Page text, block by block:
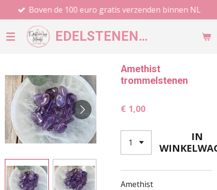
direct
naar
EDELSTENEN
BY MANDY
Boven de 100 euro gratis verzenden binnen NL
Amethist
trommelstenen
€ 1,00
IN
Amethist